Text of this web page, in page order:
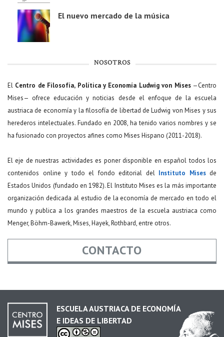
El nuevo mercado de la música
NOSOTROS
El Centro de Filosofía, Política y Economía Ludwig von Mises—Centro
Mises— ofrece educación y noticias desde el enfoque de la escuela
austriaca de economía y la filosofía de libertad de Ludwig von Mises y sus
herederos intelectuales. Fundado en 2008, ha tenido varios nombres y se
ha fusionado con proyectos afines como Mises Hispano (2011-2018).
El eje de nuestras actividades es poner disponible en español todos los
contenidos online y todo el fondo editorial del Instituto Misesde
Estados Unidos (fundado en 1982). El Instituto Mises es la más importante
organización dedicada al estudio de la economía de mercado en todo el
mundo y publica a los grandes maestros de la escuela austriaca como
Menger, Böhm-Bawerk, Mises, Hayek, Rothbard, entre otros.
CONTACTO
Email *
ESCUELA AUSTRIACA DE ECONOMÍA
E IDEAS DE LIBERTAD